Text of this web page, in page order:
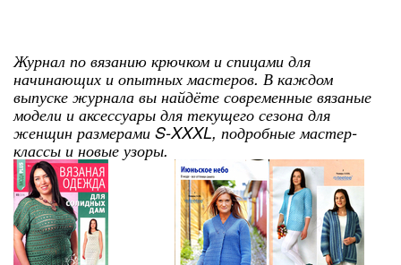
Журнал по вязанию крючком и спицами для
начинающих и опытных мастеров. В каждом
выпуске журнала вы найдёте современные вязаные
модели и аксессуары для текущего сезона для
женщин размерами S-XXXL, подробные мастер-
классы и новые узоры.